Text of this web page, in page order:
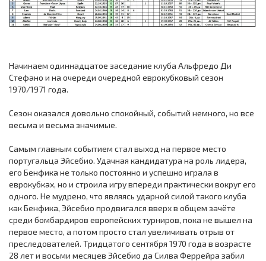
Начинаем одиннадцатое заседание клуба Альфредо Ди
Стефано и на очереди очередной еврокубковый сезон
1970/1971 года.
Сезон оказался довольно спокойный, событий немного, но все
весьма и весьма значимые.
Самым главным событием стал выход на первое место
португальца Эйсебио. Удачная кандидатура на роль лидера,
его Бенфика не только постоянно и успешно играла в
еврокубках, но и строила игру впереди практически вокруг его
одного. Не мудрено, что являясь ударной силой такого клуба
как Бенфика, Эйсебио продвигался вверх в общем зачёте
среди бомбардиров европейских турниров, пока не вышел на
первое место, а потом просто стал увеличивать отрыв от
преследователей. Тридцатого сентября 1970 года в возрасте
28 лет и восьми месяцев Эйсебио да Силва Феррейра забил